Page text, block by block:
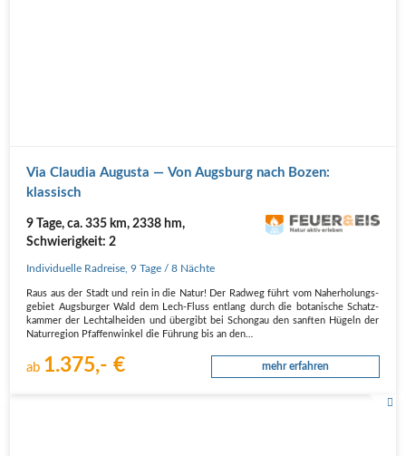
Via Clau­dia Augus­ta — Von Augs­burg nach Bozen:
klassisch
9 Tage, ca. 335 km, 2338 hm,
Schwierigkeit: 2
Individuelle Radreise ,9 Tage / 8 Nächte
Raus aus der Stadt und rein in die Natur! Der Rad­weg führt vom Nah­erho­lungs­
ge­biet Augs­bur­ger Wald dem Lech-Fluss ent­lang durch die bota­ni­sche Schatz­
kam­mer der Lech­t­al­hei­den und über­gibt bei Schon­gau den sanf­ten Hügeln der
Natur­re­gi­on Pfaf­fen­win­kel die Füh­rung bis an den…
ab 1.375,- € mehr erfahren